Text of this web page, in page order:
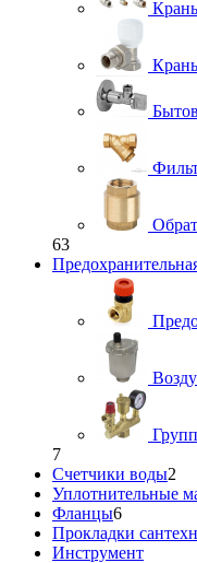
63
7
Счетчики воды2
Уплотнительные
Фланцы6
Прокладки
Инструмент